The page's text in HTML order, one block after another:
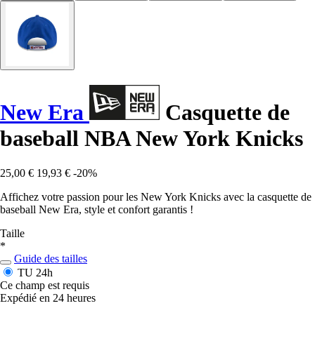
New Era
Casquette de
baseball NBA New York Knicks
25,00 € 19,93 € -20%
Affichez votre passion pour les New York Knicks avec la casquette de
baseball New Era, style et confort garantis !
Taille
*
Guide des tailles
TU 24h
Ce champ est requis
Expédié en 24 heures